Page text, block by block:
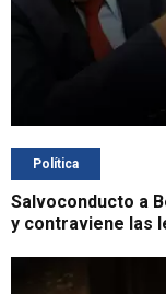
Política
Salvoconducto a
y contraviene las